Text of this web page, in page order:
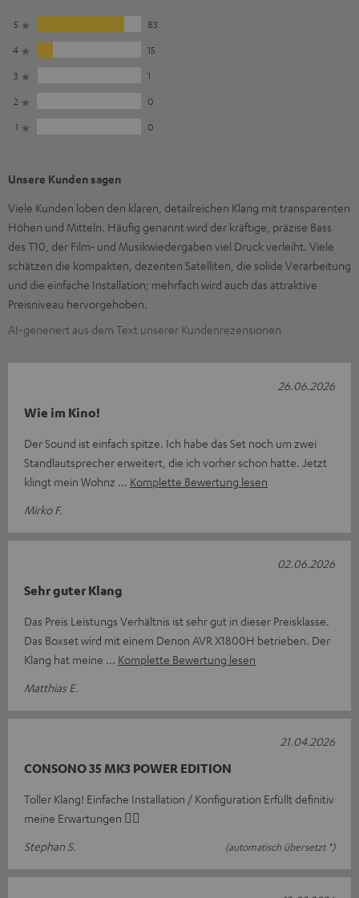
5
83
4
15
3
1
2
0
1
0
Unsere Kunden sagen
Viele Kunden loben den klaren, detailreichen Klang mit transparenten
Höhen und Mitteln. Häufig genannt wird der kräftige, präzise Bass
des T10, der Film‑ und Musikwiedergaben viel Druck verleiht. Viele
schätzen die kompakten, dezenten Satelliten, die solide Verarbeitung
und die einfache Installation; mehrfach wird auch das attraktive
Preisniveau hervorgehoben.
AI-generiert aus dem Text unserer Kundenrezensionen
Wie im Kino!
Der Sound ist einfach spitze. Ich habe das Set noch um zwei
Standlautsprecher erweitert, die ich vorher schon hatte. Jetzt
klingt mein Wohnz
Komplette Bewertung lesen
Mirko F.
26.06.2026
Sehr guter Klang
Das Preis Leistungs Verhältnis ist sehr gut in dieser Preisklasse.
Das Boxset wird mit einem Denon AVR X1800H betrieben. Der
Klang hat meine
Komplette Bewertung lesen
Matthias E.
02.06.2026
CONSONO 35 MK3 POWER EDITION
Toller Klang! Einfache Installation / Konfiguration Erfüllt definitiv
meine Erwartungen 👍🏻
Stephan S.
(automatisch übersetzt *)
21.04.2026